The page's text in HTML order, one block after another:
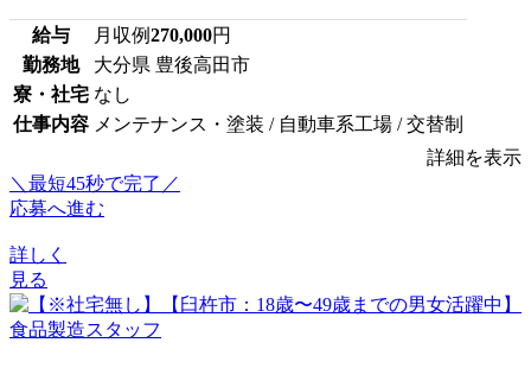
給与 月収例270,000円
勤務地
大分県 豊後高田市
寮・社宅 なし
仕事内容 メンテナンス・塗装 / 自動車系工場 / 交替制
詳細を表示
＼最短45秒で完了／
応募へ進む
詳しく
見る